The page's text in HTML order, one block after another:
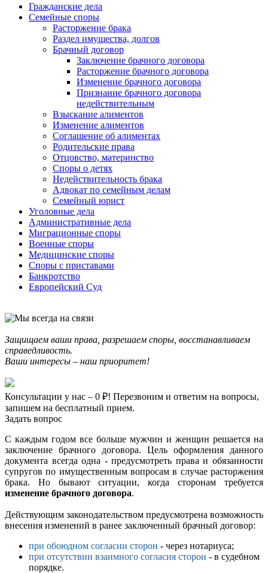
Гражданские дела
Семейные споры
Расторжение брака
Раздел имущества, долгов
Брачный договор
Заключение брачного договора
Расторжение брачного договора
Изменение брачного договора
Признание брачного договора
недействительным
Взыскание алиментов
Изменение алиментов
Соглашение об алиментах
Родительские права
Отцовство, материнство
Споры о детях
Недействительность брака
Адвокат по семейным делам
Семейный юрист
Уголовные дела
Административные дела
Миграционные споры
Военные споры
Медицинские споры
Споры с приставами
Банкротство
Европейский Суд
Защищаем ваши права, разрешаем споры, восстанавливаем
справедливость.
Ваши интересы – наш приоритет!
Консультации у нас – 0 ₽! Перезвоним и ответим на вопросы,
запишем на бесплатный прием.
Задать вопрос
С каждым годом все больше мужчин и женщин решается на
заключение брачного договора. Цель оформления данного
документа всегда одна - предусмотреть права и обязанности
супругов по имущественным вопросам в случае расторжения
брака. Но бывают ситуации, когда сторонам требуется
изменение брачного договора.
Действующим законодательством предусмотрена возможность
внесения изменений в ранее заключенный брачный договор:
при обоюдном согласии сторон - через нотариуса;
при отсутствии взаимного согласия сторон - в судебном
порядке.